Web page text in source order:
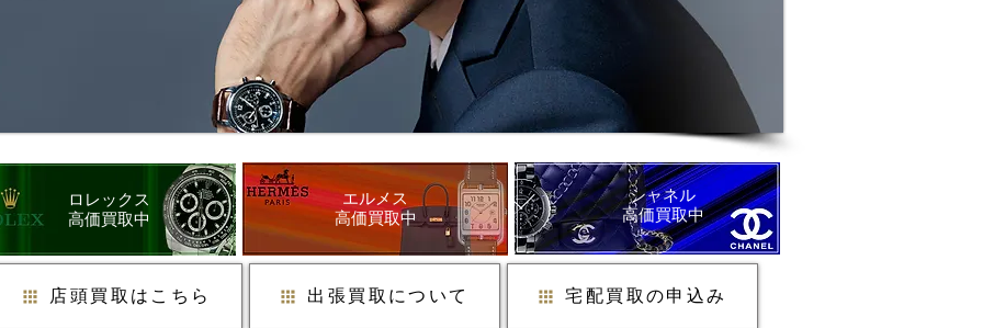
ロレックス
​高価買取中
​エルメス
​高価買取中
シャネル
​高価買取中
店頭買取はこちら 出張買取について 宅配買取の申込み